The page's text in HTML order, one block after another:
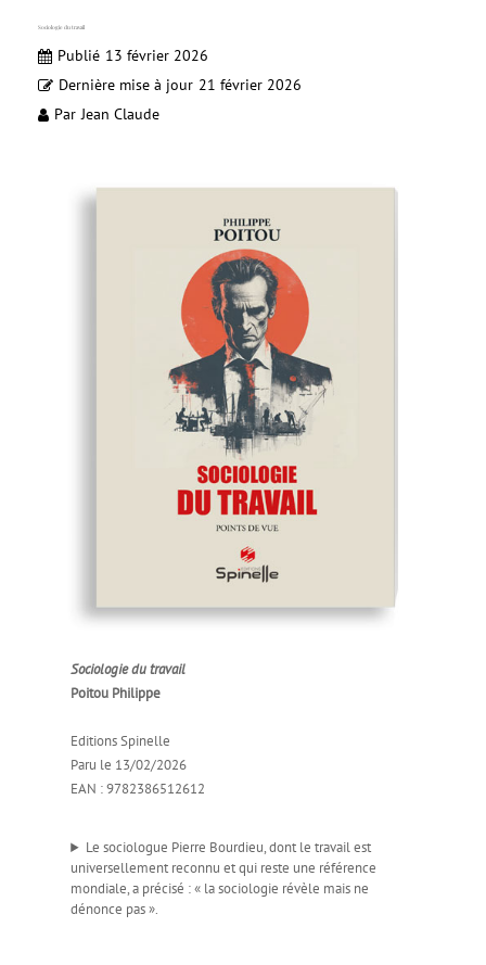
Sociologie du travail
Publié 13 février 2026
Dernière mise à jour 21 février 2026
Par Jean Claude
Sociologie du travail
Poitou Philippe
Editions Spinelle
Paru le 13/02/2026
EAN : 9782386512612
Le sociologue Pierre Bourdieu, dont le travail est
universellement reconnu et qui reste une référence
mondiale, a précisé : « la sociologie révèle mais ne
dénonce pas ».